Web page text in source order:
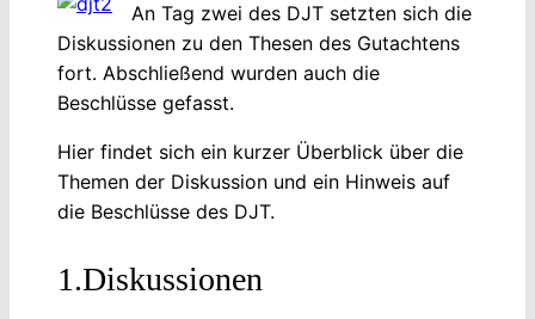
An Tag zwei des DJT setzten sich die
Diskussionen zu den Thesen des Gutachtens
fort. Abschließend wurden auch die
Beschlüsse gefasst.
Hier findet sich ein kurzer Überblick über die
Themen der Diskussion und ein Hinweis auf
die Beschlüsse des DJT.
1.Diskussionen